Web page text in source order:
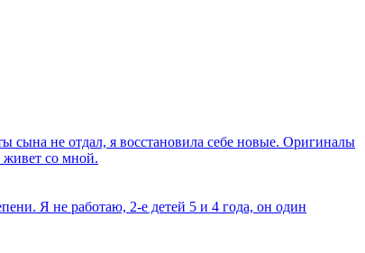
сына не отдал, я восстановила себе новые. Оригиналы
живет со мной.
Я не работаю, 2-е детей 5 и 4 года, он один